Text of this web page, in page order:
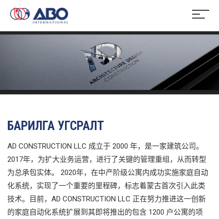
БАРИЛГА УГСРАЛТ
AD CONSTRUCTION LLC 成立于 2000 年，是一家建筑公司。
2017年，为扩大业务运营，进行了关键的管理重组，从而转型
为总承包实体。 2020年，在中产阶级公寓内成功实施家庭自动
化系统，实现了一个重要的里程碑，标志着蒙古首次引入此类
技术。目前，AD CONSTRUCTION LLC 正在努力推进这一创新
的家庭自动化系统扩展到其即将推出的包含 1200 户公寓的项